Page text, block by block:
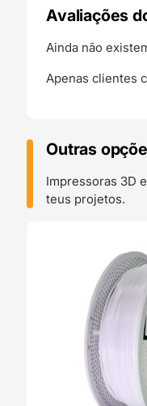
Avaliações
Ainda não
Apenas clientes
Outras
Impressoras 3D
teus projetos.